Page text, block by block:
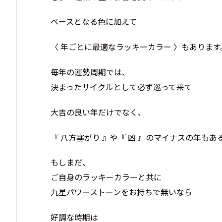
ベースとなる色に加えて
〈 年ごとに最適なラッキーカラー 〉もあります
毎年の運勢周期では、
決まったサイクルとして必ず巡って来て
大吉の良い年だけでなく、
『 八方塞がり 』や『 凶 』のマイナスの年もあ
もしまだ、
ご自身のラッキーカラーと共に
九星パワーストーンをお持ちで無いなら
好調な時期は